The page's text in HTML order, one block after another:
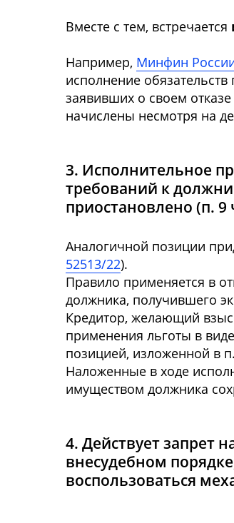
Вместе с тем, встречается
Например, Минфин
исполнение
заявивших о своем
начислены несмотря на
3. Исполнительное
требований к
приостановлено (п. 9
Аналогичной позиции
52513/22).
Правило применяется в
должника, получившего
Кредитор, желающий
применения льготы в
позицией, изложенной в
Наложенные в ходе
имуществом должника
4. Действует запрет
внесудебном
воспользоваться